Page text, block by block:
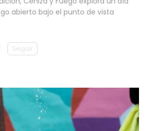
abierto bajo el punto de vista
Seguir